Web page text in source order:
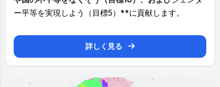
ー平等を実現しよう（目標5）**に貢献します。
詳しく見る